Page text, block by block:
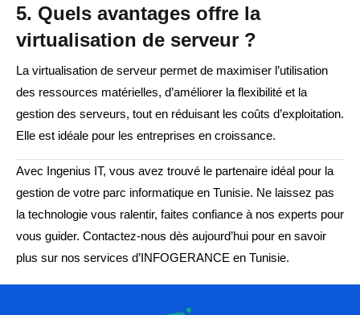
5. Quels avantages offre la
virtualisation de serveur ?
La virtualisation de serveur permet de maximiser l’utilisation
des ressources matérielles, d’améliorer la flexibilité et la
gestion des serveurs, tout en réduisant les coûts d’exploitation.
Elle est idéale pour les entreprises en croissance.
Avec Ingenius IT, vous avez trouvé le partenaire idéal pour la
gestion de votre parc informatique en Tunisie. Ne laissez pas
la technologie vous ralentir, faites confiance à nos experts pour
vous guider. Contactez-nous dès aujourd’hui pour en savoir
plus sur nos services d’INFOGERANCE en Tunisie.